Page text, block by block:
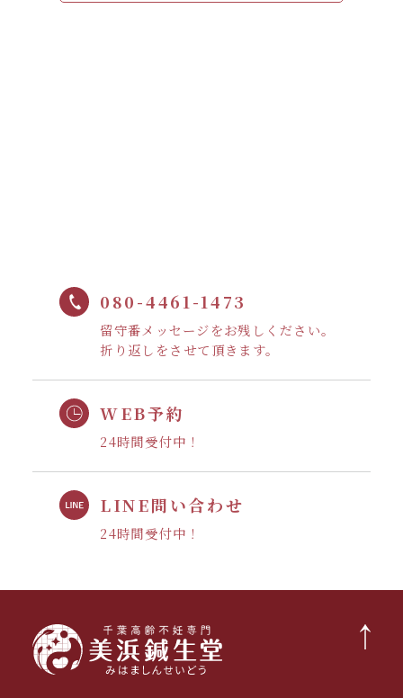
080-4461-1473
留守番メッセージをお残しください。
折り返しをさせて頂きます。
WEB予約
24時間受付中！
LINE問い合わせ
24時間受付中！